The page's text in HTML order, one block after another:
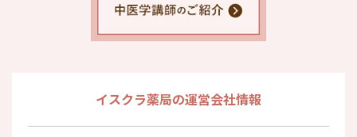
イスクラ薬局の運営会社情報